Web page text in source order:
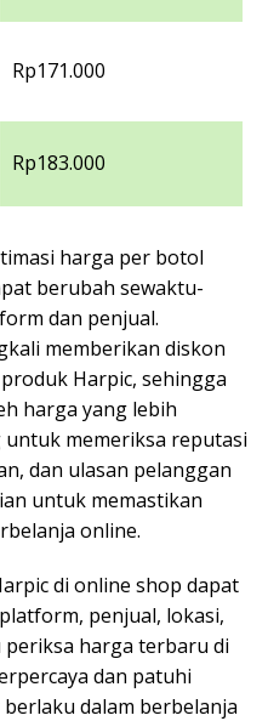
Rp171.000
Rp183.000
harga per botol
berubah sewaktu-
dan penjual.
memberikan diskon
Harpic, sehingga
harga yang lebih
memeriksa reputasi
dan ulasan pelanggan
untuk memastikan
online.
di online shop dapat
penjual, lokasi,
periksa harga terbaru di
dan patuhi
dalam berbelanja